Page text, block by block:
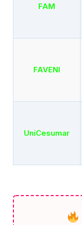
FAM
FAVENI
UniCesumar